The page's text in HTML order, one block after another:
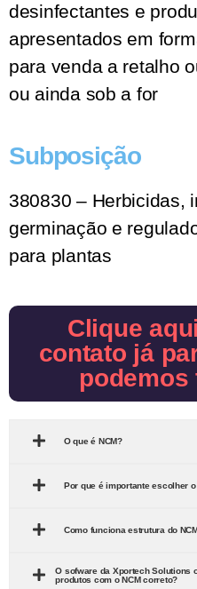
desinfectantes e
apresentados em
para venda a retalho
ou ainda sob a for
Subposição
380830 – Herbicidas,
germinação e
para plantas
Clique
contato já
podemos
O que é NCM?
Por que é importante escolher
Como funciona estrutura do
O sofware da Xportech Solutions
produtos com o NCM correto?